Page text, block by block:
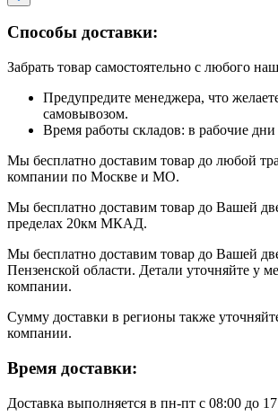
Способы доставки:
Забрать товар самостоятельно с любого
Предупредите менеджера, что
самовывозом.
Время работы складов: в рабочие
Мы бесплатно доставим товар до любой
компании по Москве и МО.
Мы бесплатно доставим товар до Вашей
пределах 20км МКАД.
Мы бесплатно доставим товар до Вашей
Пензенской области. Детали уточняйте у
компании.
Сумму доставки в регионы также
компании.
Время доставки:
Доставка выполняется в пн-пт с 08:00 до